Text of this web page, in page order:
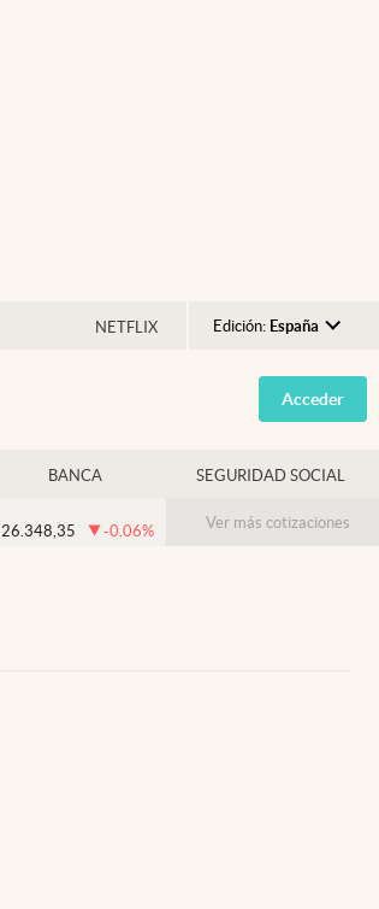
NETFLIX Edición: España
Argentina
España
USA
Colombia
Acceder
BANCA SEGURIDAD SOCIAL
26.348,35 -0.06% Ver más cotizaciones